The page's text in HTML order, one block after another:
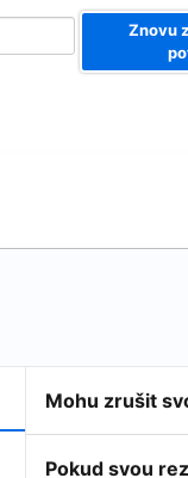
Znovu
Mohu zrušit
Pokud svou